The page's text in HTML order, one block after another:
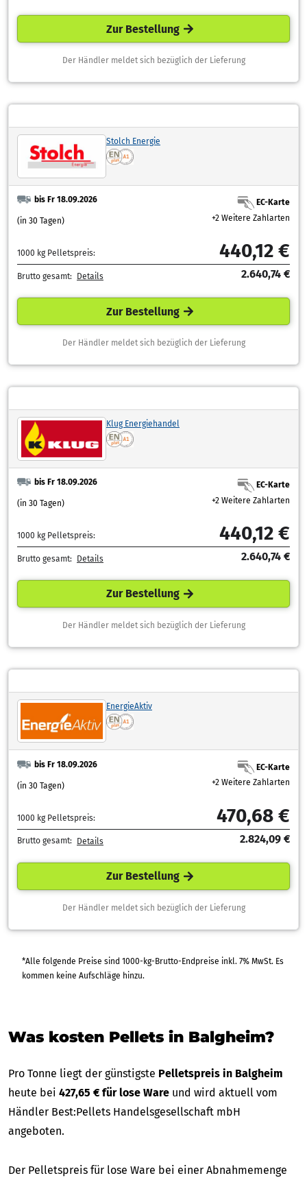
Zur Bestellung
Der Händler meldet sich bezüglich der Lieferung
Stolch Energie
bis Fr 18.09.2026
(in 30 Tagen)
EC-Karte
+2 Weitere Zahlarten
1000 kg Pelletspreis: 440,12 €
Brutto gesamt: Details 2.640,74 €
Zur Bestellung
Der Händler meldet sich bezüglich der Lieferung
Klug Energiehandel
bis Fr 18.09.2026
(in 30 Tagen)
EC-Karte
+2 Weitere Zahlarten
1000 kg Pelletspreis: 440,12 €
Brutto gesamt: Details 2.640,74 €
Zur Bestellung
Der Händler meldet sich bezüglich der Lieferung
EnergieAktiv
bis Fr 18.09.2026
(in 30 Tagen)
EC-Karte
+2 Weitere Zahlarten
1000 kg Pelletspreis: 470,68 €
Brutto gesamt: Details 2.824,09 €
Zur Bestellung
Der Händler meldet sich bezüglich der Lieferung
*Alle folgende Preise sind 1000-kg-Brutto-Endpreise inkl. 7% MwSt. Es
kommen keine Aufschläge hinzu.
Was kosten Pellets in Balgheim?
Pro Tonne liegt der günstigste Pelletspreis in Balgheim
heute bei 427,65 € für lose Ware und wird aktuell vom
Händler Best:Pellets Handelsgesellschaft mbH
angeboten.
Der Pelletspreis für lose Ware bei einer Abnahmemenge